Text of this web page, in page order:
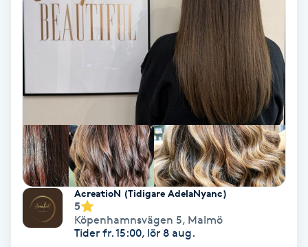
Gellack med förstärkning
Gravidmassage
Gruppträning
Gua Sha-massage
Hatha Yoga
AcreatioN (Tidigare AdelaNyanc)
5
Köpenhamnsvägen 5, Malmö
Tider fr. 15:00, lör 8 aug.